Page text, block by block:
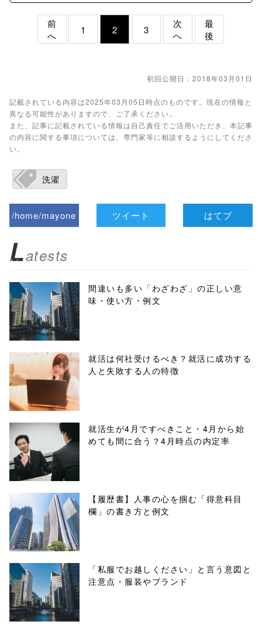
前
へ
1 2 3
次
へ
最
後
初回公開日：2018年03月01日
記載されている内容は2025年03月05日時点のものです。現在の情報と
異なる可能性がありますので、ご了承ください。
また、記事に記載されている情報は自己責任でご活用いただき、本記事
の内容に関する事項については、専門家等に相談するようにしてくださ
い。
洗濯
/home/mayone
biz.jp/public_ht
ml/wp-
content/themes
/tapbiz_theme/
parts/sns-
buttons.php on
line10
/1037973"
onclick="windo
w.open(this.hre
f, 'Gwindow',
'width=550,
height=450,
menubar=no,
toolbar=no,
scrollbars=yes'
ツイート はてブ
Latests
間違いも多い「わざわざ」の正しい意
味・使い方・例文
就活は何社受けるべき？就活に成功する
人と失敗する人の特徴
就活生が4月ですべきこと・4月から始
めても間に合う？4月時点の内定率
【履歴書】人事の心を掴む「得意科目
欄」の書き方と例文
「私服でお越しください」と言う意図と
注意点・服装やブランド